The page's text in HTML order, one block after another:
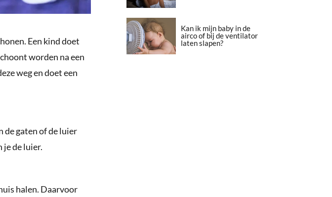
Een kind doet
worden na een
weg en doet een
de gaten of de luier
je de luier.
halen. Daarvoor
Kan ik mijn baby in de
airco of bij de ventilator
laten slapen?